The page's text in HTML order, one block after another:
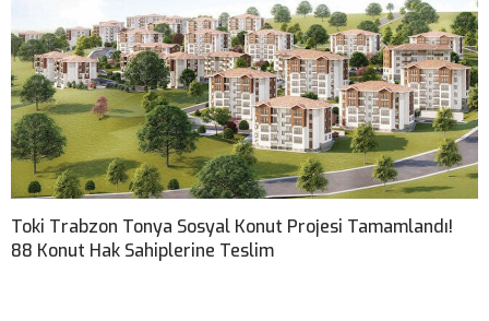
Toki Trabzon Tonya Sosyal Konut Projesi Tamamlandı!
88 Konut Hak Sahiplerine Teslim